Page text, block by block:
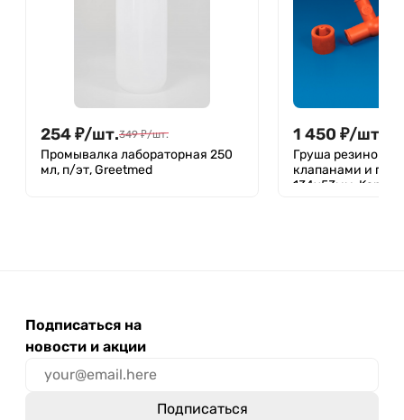
254₽/шт.349 ₽/шт.
Промывалка лабораторная 250
мл, п/эт, Greetmed
1 450 ₽/шт.
Груша резиновая
клапанами и
134х53мм, Kartell
Подписаться на
новости и акции